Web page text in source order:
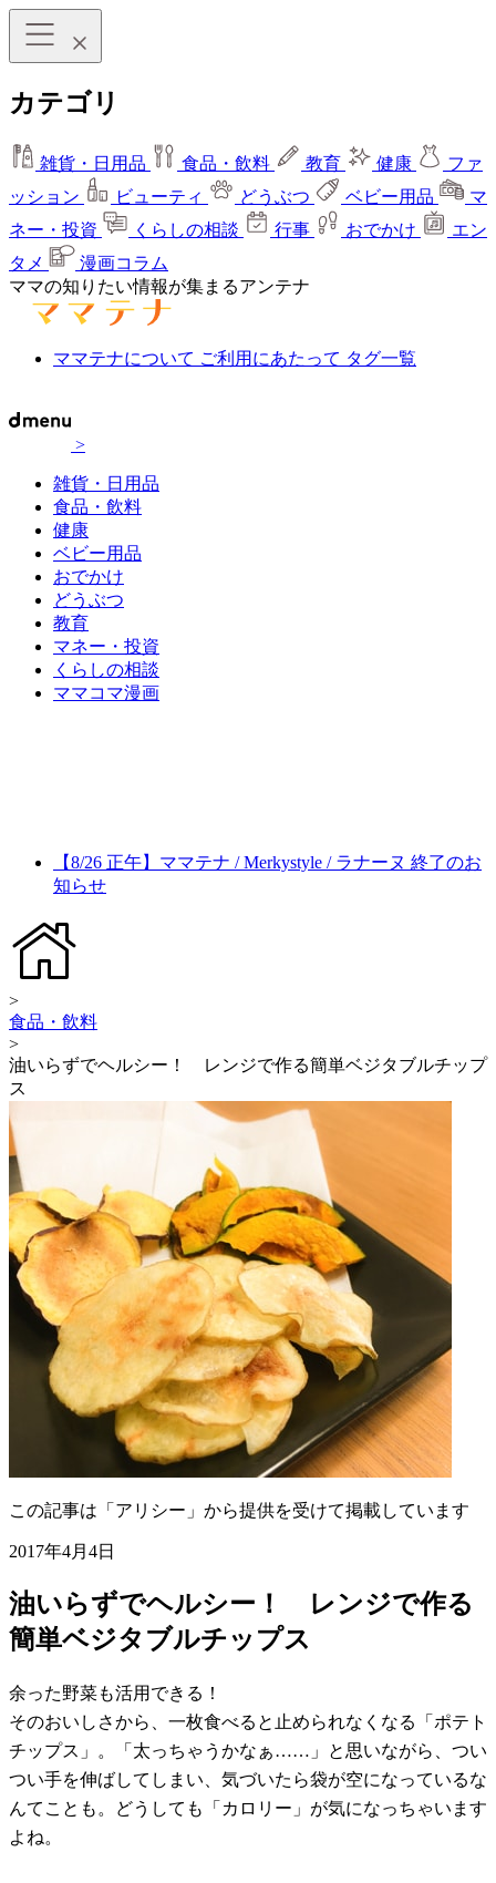
カテゴリ
雑貨・日用品 食品・飲料 教育 健康
ファ
ッション
ビューティ どうぶつ ベビー用品
マ
ネー・投資
くらしの相談 行事 おでかけ
エン
タメ
漫画コラム
ママの知りたい情報が集まるアンテナ
ママテナについて ご利用にあたって タグ一覧
>
雑貨・日用品
食品・飲料
健康
ベビー用品
おでかけ
どうぶつ
教育
マネー・投資
くらしの相談
ママコマ漫画
【8/26 正午】ママテナ / Merkystyle / ラナーヌ 終了のお
知らせ
>
食品・飲料
>
油いらずでヘルシー！ レンジで作る簡単ベジタブルチップ
ス
この記事は「アリシー」から提供を受けて掲載しています
2017年4月4日
油いらずでヘルシー！ レンジで作る
簡単ベジタブルチップス
余った野菜も活用できる！
そのおいしさから、一枚食べると止められなくなる「ポテト
チップス」。「太っちゃうかなぁ……」と思いながら、つい
つい手を伸ばしてしまい、気づいたら袋が空になっているな
んてことも。どうしても「カロリー」が気になっちゃいます
よね。